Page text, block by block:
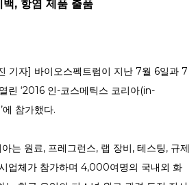
백, 항염 제품 출품
기자] 바이오스펙트럼이 지난 7월 6일과 7
린 ‘2016 인-코스메틱스 코리아(in-
참가했다.
는 원료, 프레그런스, 랩 장비, 테스팅, 규제
업체가 참가하며 4,000여명의 국내외 화